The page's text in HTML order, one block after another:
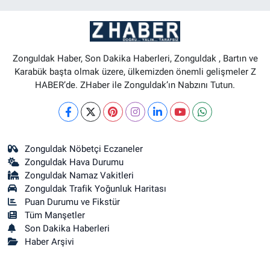
Zonguldak Haber, Son Dakika Haberleri, Zonguldak , Bartın ve
Karabük başta olmak üzere, ülkemizden önemli gelişmeler Z
HABER’de. ZHaber ile Zonguldak’ın Nabzını Tutun.
Zonguldak Nöbetçi Eczaneler
Zonguldak Hava Durumu
Zonguldak Namaz Vakitleri
Zonguldak Trafik Yoğunluk Haritası
Puan Durumu ve Fikstür
Tüm Manşetler
Son Dakika Haberleri
Haber Arşivi